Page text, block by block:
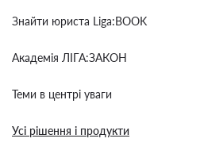
Знайти юриста Liga:BOOK
Академія ЛІГА:ЗАКОН
Теми в центрі уваги
Усі рішення і продукти